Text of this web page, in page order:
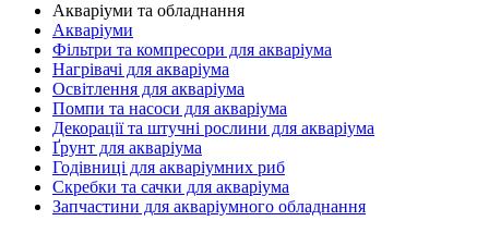
Акваріуми та обладнання
Акваріуми
Фільтри та компресори для акваріума
Нагрівачі для акваріума
Освітлення для акваріума
Помпи та насоси для акваріума
Декорації та штучні рослини для акваріума
Ґрунт для акваріума
Годівниці для акваріумних риб
Скребки та сачки для акваріума
Запчастини для акваріумного обладнання